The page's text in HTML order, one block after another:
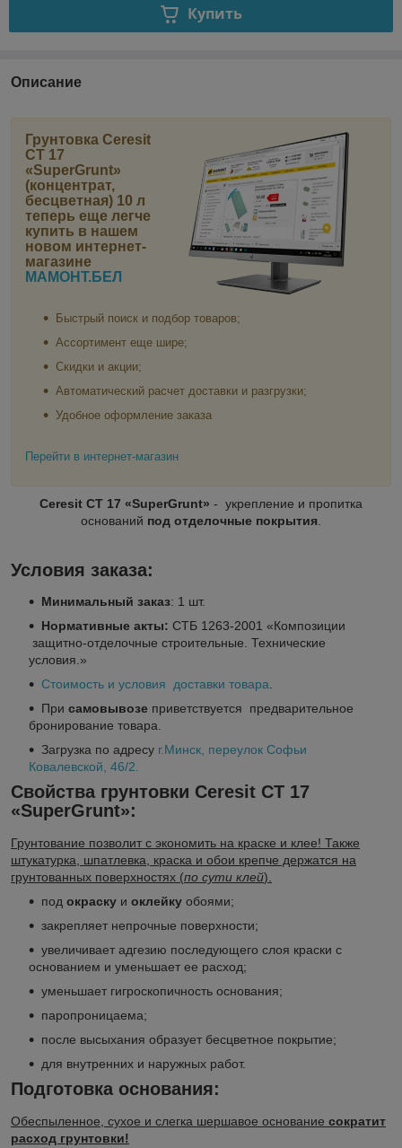
Купить
Описание
Грунтовка Ceresit
CT 17
«SuperGrunt»
(концентрат,
бесцветная) 10 л
теперь еще легче
купить в нашем
новом интернет-
магазине
МАМОНТ.БЕЛ
Быстрый поиск и подбор товаров;
Ассортимент еще шире;
Скидки и акции;
Автоматический расчет доставки и разгрузки;
Удобное оформление заказа
Перейти в интернет-магазин
Ceresit CT 17 «SuperGrunt» - укрепление и пропитка
оснований под отделочные покрытия
Условия заказа:
Минимальный заказ: 1 шт.
Нормативные акты: СТБ 1263-2001 «Композиции
защитно-отделочные строительные. Технические
условия.»
Стоимость и условия доставки товара.
При самовывозе приветствуется предварительное
бронирование товара.
Загрузка по адресу г.Минск, переулок Софьи
Ковалевской, 46/2.
Свойства грунтовки Ceresit CT 17
«SuperGrunt»:
Грунтование позволит с экономить на краске и клее! Также
штукатурка, шпатлевка, краска и обои крепче держатся на
грунтованных поверхностях (по сути клей).
под окраску и оклейку обоями;
закрепляет непрочные поверхности;
увеличивает адгезию последующего слоя краски с
основанием и уменьшает ее расход;
уменьшает гигроскопичность основания;
паропроницаема;
после высыхания образует бесцветное покрытие;
для внутренних и наружных работ.
Подготовка основания:
Обеспыленное, сухое и слегка шершавое основание сократит
расход грунтовки!